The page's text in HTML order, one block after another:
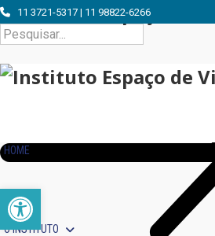
11 3721-5317 | 11 98822-6266
Buscar
por:
HOME
O INSTITUTO
Barra de